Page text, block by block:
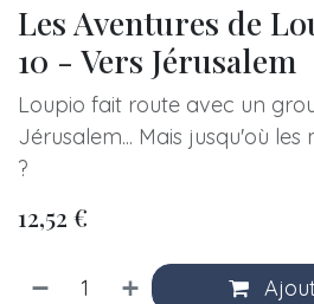
Les Aventures de
10 - Vers Jérusalem
Loupio fait route avec un
Jérusalem... Mais jusqu'où
?
12,52 €